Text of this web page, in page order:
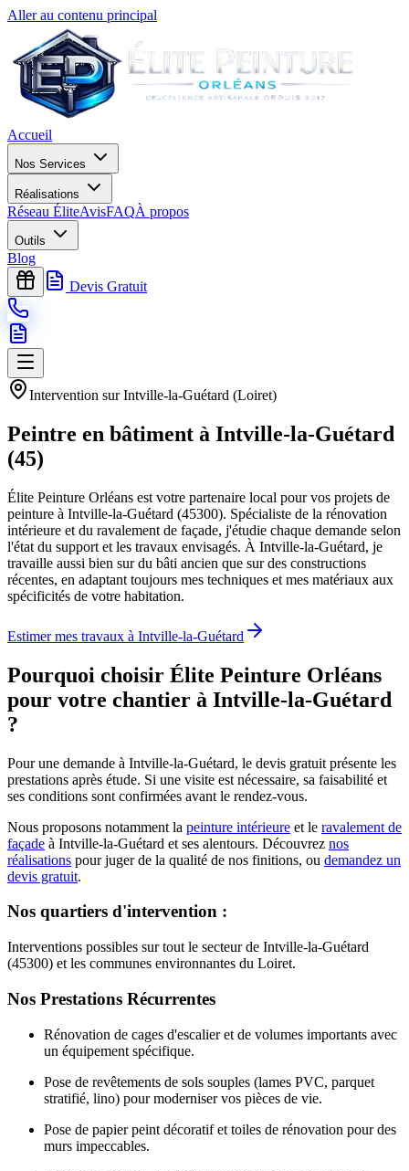
Aller au contenu principal
Accueil
Nos Services
Réalisations
Réseau ÉliteAvisFAQÀ propos
Outils
Blog
Devis Gratuit
Intervention surIntville-la-Guétard (Loiret)
Peintre en bâtiment à Intville-la-Guétard
(45)
Élite Peinture Orléans est votre partenaire local pour vos projets de
peinture à Intville-la-Guétard (45300). Spécialiste de la rénovation
intérieure et du ravalement de façade, j'étudie chaque demande selon
l'état du support et les travaux envisagés. À Intville-la-Guétard, je
travaille aussi bien sur du bâti ancien que sur des constructions
récentes, en adaptant toujours mes techniques et mes matériaux aux
spécificités de votre habitation.
Estimer mes travaux à Intville-la-Guétard
Pourquoi choisir Élite Peinture Orléans
pour votre chantier à Intville-la-Guétard
?
Pour une demande à Intville-la-Guétard, le devis gratuit présente les
prestations après étude. Si une visite est nécessaire, sa faisabilité et
ses conditions sont confirmées avant le rendez-vous.
Nous proposons notamment la peinture intérieure et le ravalement de
façade à Intville-la-Guétard et ses alentours. Découvrez nos
réalisations pour juger de la qualité de nos finitions, ou demandez un
devis gratuit.
Nos quartiers d'intervention :
Interventions possibles sur tout le secteur de Intville-la-Guétard
(45300) et les communes environnantes du Loiret.
Nos Prestations Récurrentes
Rénovation de cages d'escalier et de volumes importants avec
un équipement spécifique.
Pose de revêtements de sols souples (lames PVC, parquet
stratifié, lino) pour moderniser vos pièces de vie.
Pose de papier peint décoratif et toiles de rénovation pour des
murs impeccables.